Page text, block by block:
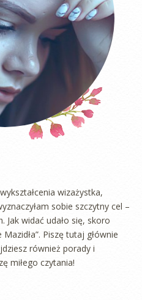
wizażystka,
sobie szczytny cel –
Jak widać udało się, skoro
Piszę tutaj głównie
również porady i
miłego czytania!